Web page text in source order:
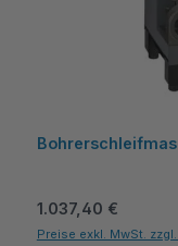
Regulärer Preis:
1.037,40 €
Preise exkl. MwSt.